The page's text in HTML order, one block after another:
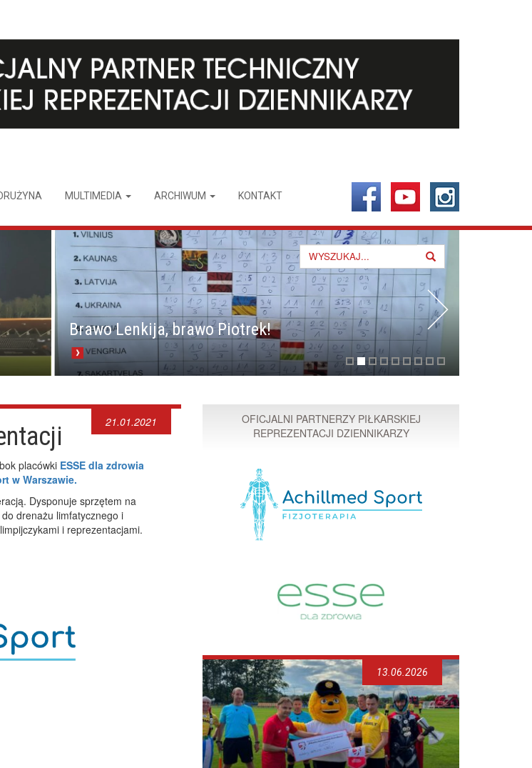
MULTIMEDIA ARCHIWUM KONTAKT
Search
for
Brawo Lenkija, brawo Piotrek!
21.01.2021
placówki ESSE dla zdrowia
w Warszawie.
Dysponuje sprzętem na
drenażu limfatycznego i
i reprezentacjami.
OFICJALNI PARTNERZY PIŁKARSKIEJ
REPREZENTACJI DZIENNIKARZY
13.06.2026